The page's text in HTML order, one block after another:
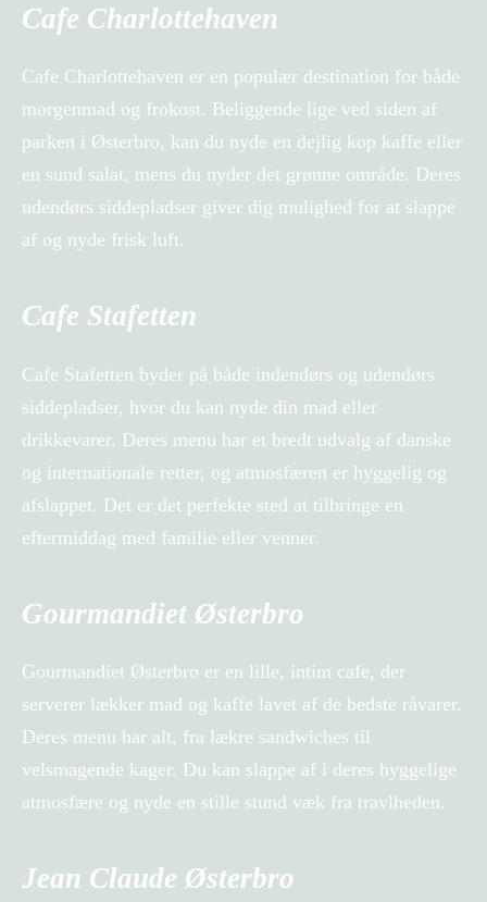
Cafe Charlottehaven
Cafe Charlottehaven er en populær destination for både
morgenmad og frokost. Beliggende lige ved siden af
parken i Østerbro, kan du nyde en dejlig kop kaffe eller
en sund salat, mens du nyder det grønne område. Deres
udendørs siddepladser giver dig mulighed for at slappe
af og nyde frisk luft.
Cafe Stafetten
Cafe Stafetten byder på både indendørs og udendørs
siddepladser, hvor du kan nyde din mad eller
drikkevarer. Deres menu har et bredt udvalg af danske
og internationale retter, og atmosfæren er hyggelig og
afslappet. Det er det perfekte sted at tilbringe en
eftermiddag med familie eller venner.
Gourmandiet Østerbro
Gourmandiet Østerbro er en lille, intim cafe, der
serverer lækker mad og kaffe lavet af de bedste råvarer.
Deres menu har alt, fra lækre sandwiches til
velsmagende kager. Du kan slappe af i deres hyggelige
atmosfære og nyde en stille stund væk fra travlheden.
Jean Claude Østerbro